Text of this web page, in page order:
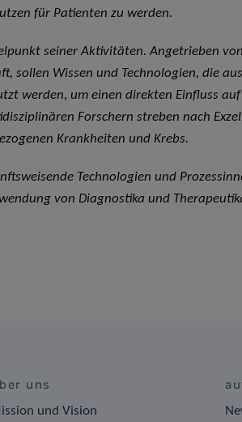
für Patienten zu werden.
seiner Aktivitäten. Angetrieben
sollen Wissen und Technologien, die
werden, um einen direkten Einfluss
Forschern streben nach
Krankheiten und Krebs.
Technologien und
von Diagnostika und
uns
und Vision